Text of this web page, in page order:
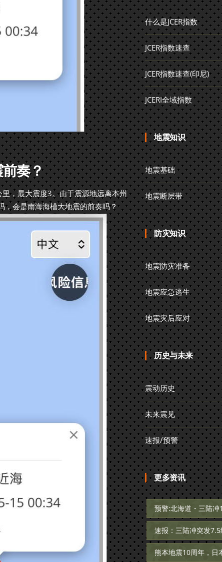
奏？
，最大震度3。由于震源地远离本州
会是南海海槽大地震的前奏吗？
什么是JCER指数
JCER指数速查
JCER指数速查(印尼)
JCERI全域指数
地震知识
地震基础
地震断层带
防灾知识
地震防灾准备
地震应急逃生
地震灾后应对
历史与未来
震动历史
未来震见
速报/预警
更多资讯
预警:北海道・三陆
速报：三陆冲突发
熊本地震10周年，日